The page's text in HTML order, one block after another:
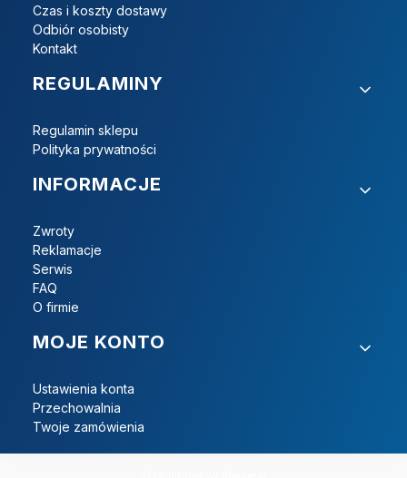
Czas i koszty dostawy
Odbiór osobisty
Kontakt
REGULAMINY
Regulamin sklepu
Polityka prywatności
INFORMACJE
Zwroty
Reklamacje
Serwis
FAQ
O firmie
MOJE KONTO
Ustawienia konta
Przechowalnia
Twoje zamówienia